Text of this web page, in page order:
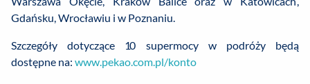
Gdańsku, Wrocławiu i w Poznaniu.
Szczegóły dotyczące 10 supermocy w podróży będą
dostępne na: www.pekao.com.pl/konto